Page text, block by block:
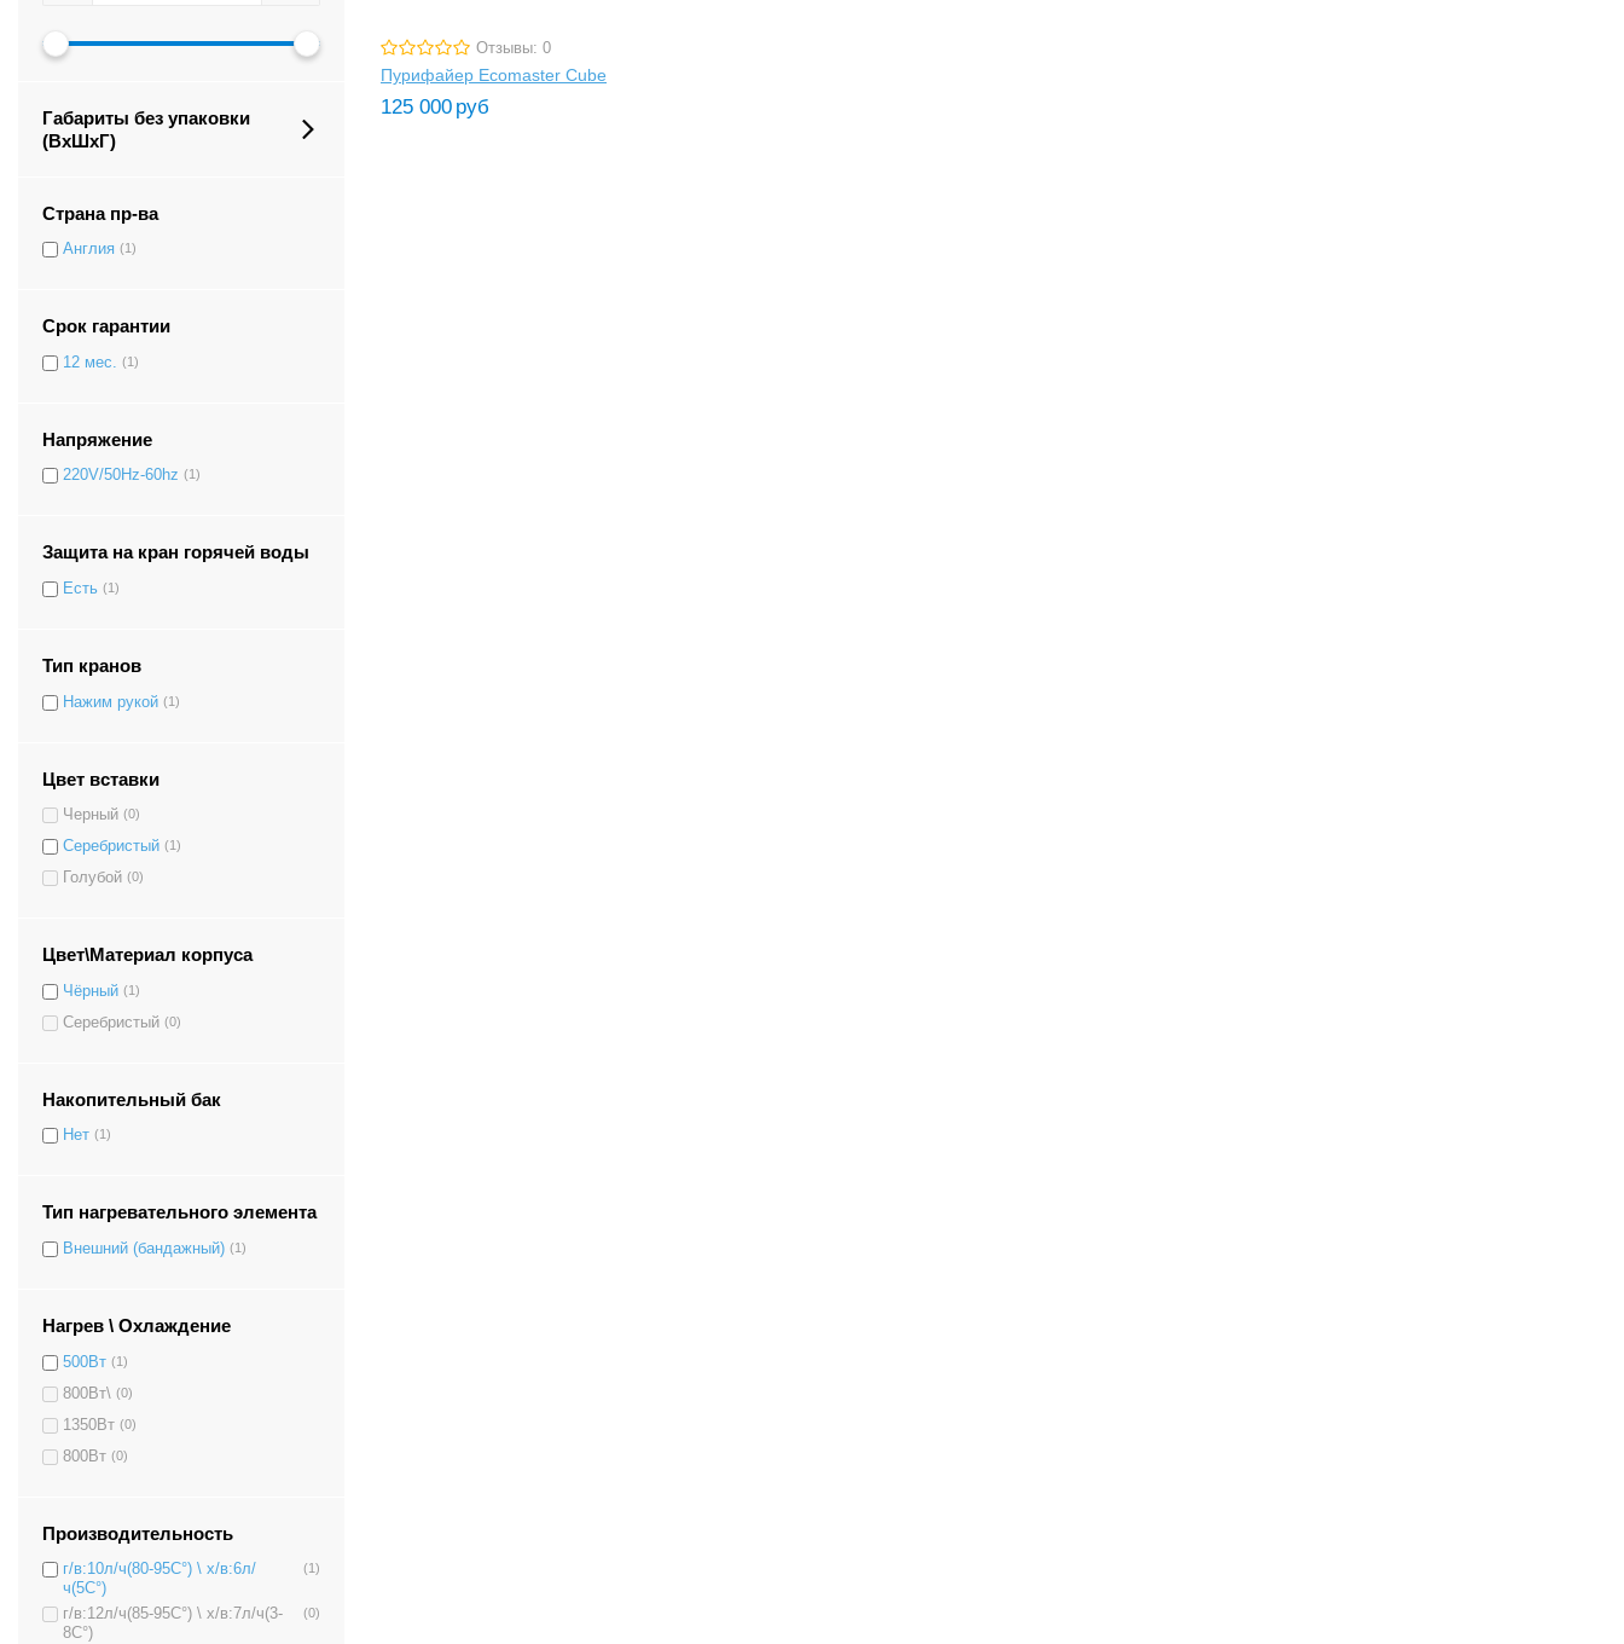
Габариты без упаковки
(ВxШxГ)
Страна пр-ва
Англия (1)
Срок гарантии
12 мес. (1)
Напряжение
220V/50Hz-60hz (1)
Защита на кран горячей воды
Есть (1)
Тип кранов
Нажим рукой (1)
Цвет вставки
Черный (0)
Серебристый (1)
Голубой (0)
Цвет\Материал корпуса
Чёрный (1)
Серебристый (0)
Накопительный бак
Нет (1)
Тип нагревательного элемента
Внешний (бандажный) (1)
Нагрев \ Охлаждение
500Вт (1)
800Вт\ (0)
1350Вт (0)
800Вт (0)
Производительность
г/в:10л/ч(80-95C°) \ х/в:6л/
ч(5C°)
(1)
г/в:12л/ч(85-95C°) \ х/в:7л/ч(3-
8C°)
(0)
Отзывы: 0
Пурифайер Ecomaster Cube
125 000 руб